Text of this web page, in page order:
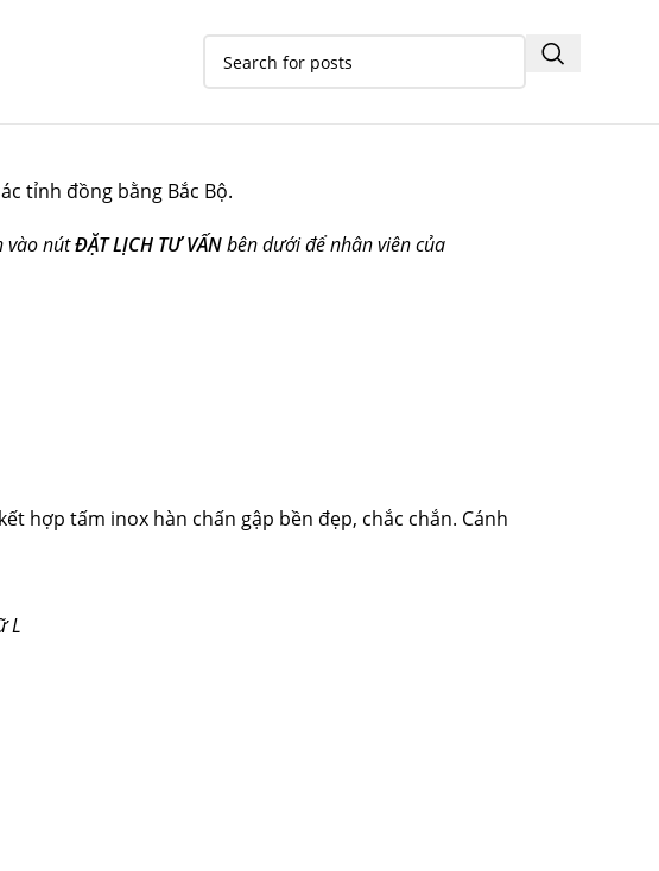
tỉnh đồng bằng Bắc Bộ.
vào nútĐẶT LỊCH TƯ VẤNbên dưới để nhân viên của
hợp tấm inox hàn chấn gập bền đẹp, chắc chắn. Cánh
L